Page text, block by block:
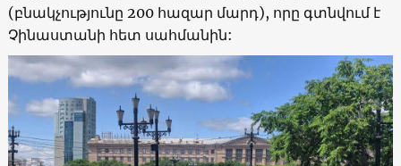
(բնակչությունը 200 հազար մարդ), որը գտնվում է
Չինաստանի հետ սահմանին: